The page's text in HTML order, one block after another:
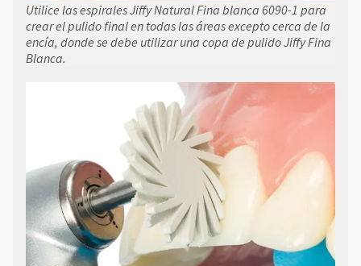
Utilice las espirales Jiffy Natural Fina blanca 6090-1 para
crear el pulido final en todas las áreas excepto cerca de la
encía, donde se debe utilizar una copa de pulido Jiffy Fina
Blanca.